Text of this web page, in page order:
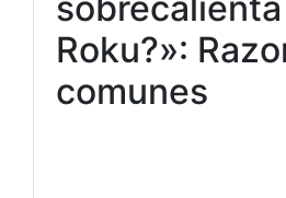
Roku?»:
comunes